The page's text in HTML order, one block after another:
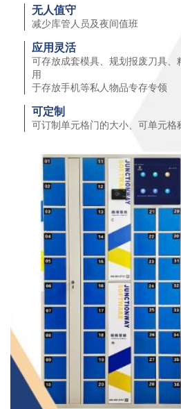
无人值守
减少库管人员及夜间值班
应用灵活
可存放成套模具、规划报废刀具、
用
于存放手机等私人物品专存专领
可定制
可订制单元格门的大小、可单元格